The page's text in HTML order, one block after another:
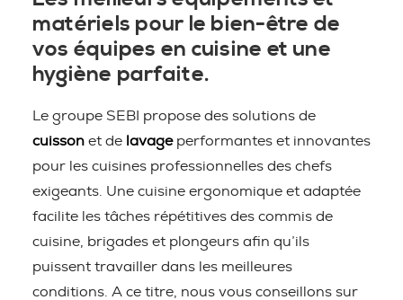
matériels pour le bien-être de
vos équipes en cuisine et une
hygiène parfaite.
Le groupe SEBI propose des solutions de
cuisson et de lavageperformantes et innovantes
pour les cuisines professionnelles des chefs
exigeants. Une cuisine ergonomique et adaptée
facilite les tâches répétitives des commis de
cuisine, brigades et plongeurs afin qu’ils
puissent travailler dans les meilleures
conditions. A ce titre, nous vous conseillons sur